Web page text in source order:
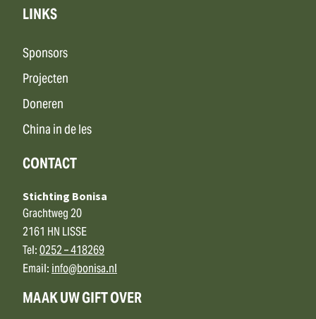
LINKS
Sponsors
Projecten
Doneren
China in de les
CONTACT
Stichting Bonisa
Grachtweg 20
2161 HN LISSE
Tel:0252 – 418269
Email:info@bonisa.nl
MAAK UW GIFT OVER